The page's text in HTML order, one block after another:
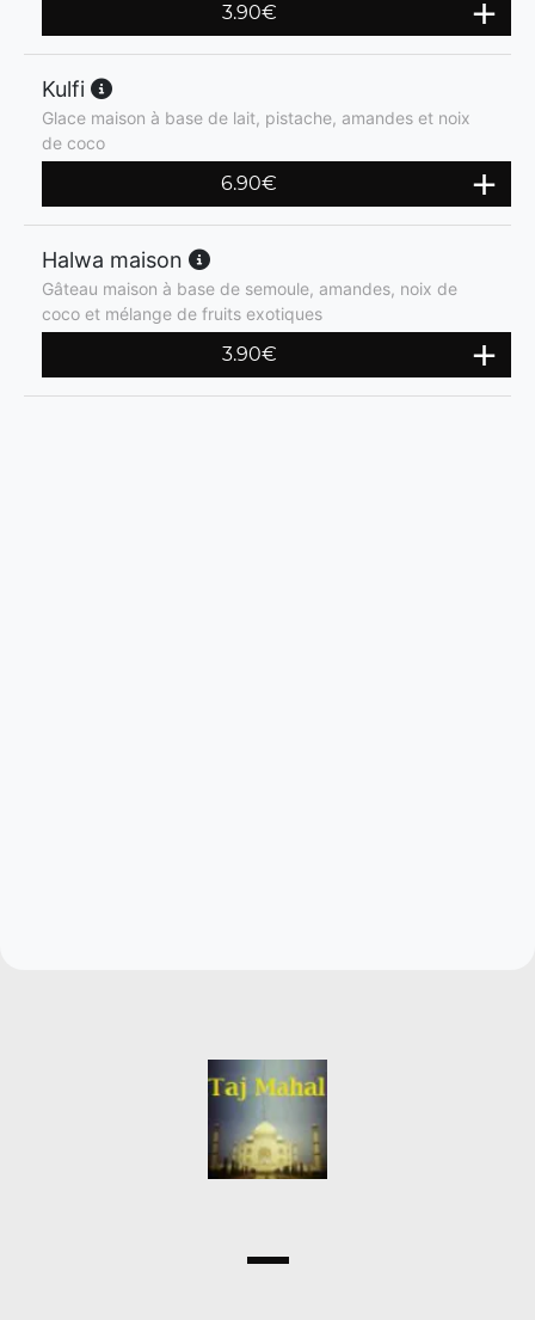
3.90€
Kulfi
Glace maison à base de lait, pistache, amandes et noix
de coco
6.90€
Halwa maison
Gâteau maison à base de semoule, amandes, noix de
coco et mélange de fruits exotiques
3.90€